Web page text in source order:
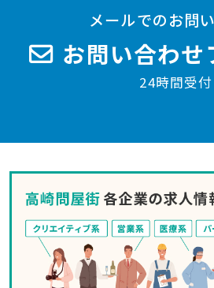
メールでのお問
お問い合わせ
24時間受付